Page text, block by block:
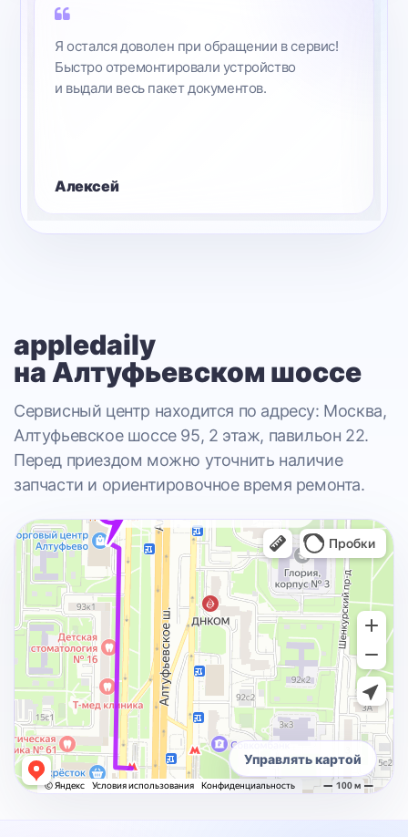
Сделали быстро. Мне это и было приятно!
Отдали документы и я ушел . Мастера
хорошие, тут ничего не скажешь. Спасибо
Олег
appledaily
на Алтуфьевском шоссе
Сервисный центр находится по адресу: Москва,
Алтуфьевское шоссе 95, 2 этаж, павильон 22.
Перед приездом можно уточнить наличие
запчасти и ориентировочное время ремонта.
Управлять картой